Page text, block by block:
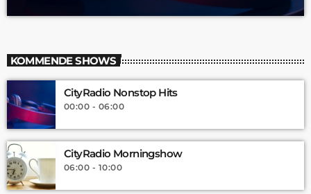
KOMMENDE SHOWS
CityRadio Nonstop Hits
00:00 - 06:00
CityRadio Morningshow
06:00 - 10:00